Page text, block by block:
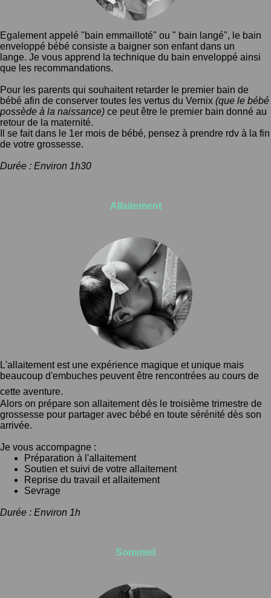
Egalement appelé "bain emmailloté" ou " bain langé", le bain
enveloppé bébé consiste a baigner son enfant dans un
lange. Je vous apprend la technique du bain enveloppé ainsi
que les recommandations.
Pour les parents qui souhaitent retarder le premier bain de
bébé afin de conserver toutes les vertus du Vernix (que le bébé
possède à la naissance) ce peut être le premier bain donné au
retour de la maternité.
Il se fait dans le 1er mois de bébé, pensez à prendre rdv à la fin
de votre grossesse.
Durée : Environ 1h30
Allaitement
L'allaitement est une expérience magique et unique mais
beaucoup d'embuches peuvent être rencontrées au cours de
cette aventure.
Alors on prépare son allaitement dès le troisième trimestre de
grossesse pour partager avec bébé en toute sérénité dès son
arrivée.
Je vous accompagne :
Préparation à l'allaitement
Soutien et suivi de votre allaitement
Reprise du travail et allaitement
Sevrage
Durée : Environ 1h
Sommeil